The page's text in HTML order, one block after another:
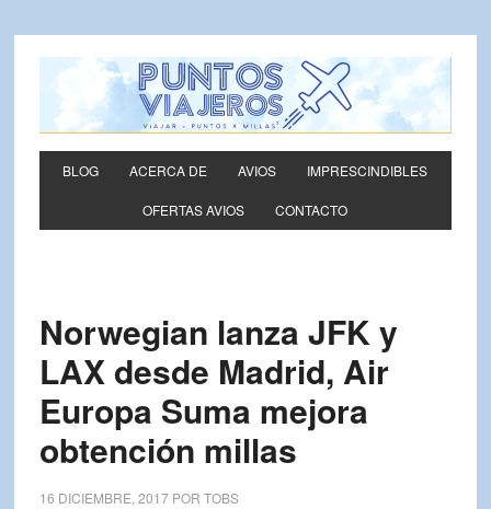
BLOG ACERCA DE AVIOS IMPRESCINDIBLES
OFERTAS AVIOS CONTACTO
Norwegian lanza JFK y
LAX desde Madrid, Air
Europa Suma mejora
obtención millas
16 DICIEMBRE, 2017POR TOBS